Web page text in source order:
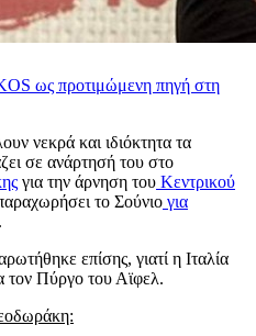
ως προτιμώμενη πηγή στη
νεκρά και ιδιόκτητα τα
σε ανάρτησή του στο
για την άρνηση του Κεντρικού
το Σούνιο για
.
επίσης, γιατί η Ιταλία
τον Πύργο του Αϊφελ.